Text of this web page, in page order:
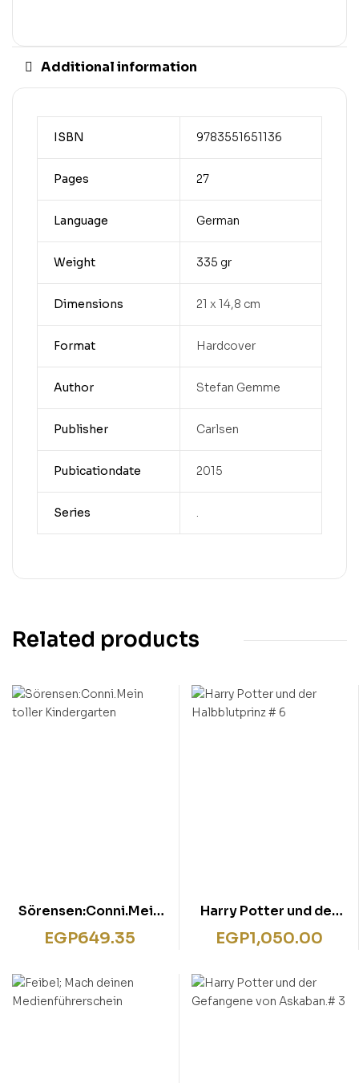
Additional information
ISBN 9783551651136
Pages 27
Language German
Weight 335 gr
Dimensions 21 x 14,8 cm
Format Hardcover
Author Stefan Gemme
Publisher Carlsen
Pubicationdate 2015
Series .
Related products
Sörensen:Conni.Mein
toller Kindergarten
EGP649.35
Harry Potter und der
Halbblutprinz # 6
EGP1,050.00